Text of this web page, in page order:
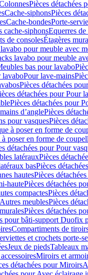
Pièces détachées
Cache-siphonsPièces
Cache-bondesPorte-
cache-siphonsEquerres
de consolesÉtagères
pour meuble avec
lavabo pour meuble
bas pour lavabo
lavaboPour lave-mains
Pièces détachées
détachées pour Pour
Pièces détachées pour
d’anglePièces
pour vasquesPièces
à poser en forme de
poser en forme de
détachées pour Pour
latérauxPièces
basPièces
hautesPièces
hautePièces détachées
compactesPièces
Autres meublesPièces
Pièces détachées
pour bâti-support Duofix
Compartiments de
et crochets porte-
Jeux de piedsTableaux
Miroirs et
détachées pour Miroirs